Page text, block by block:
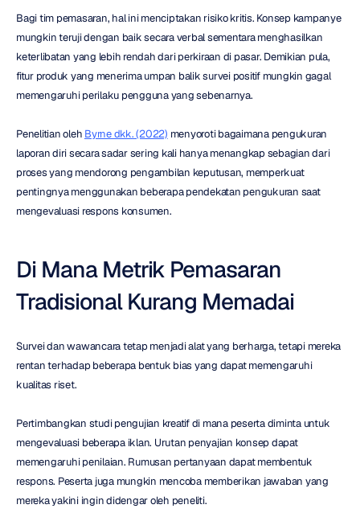
Bagi tim pemasaran, hal ini menciptakan risiko kritis. Konsep kampanye
mungkin teruji dengan baik secara verbal sementara menghasilkan
keterlibatan yang lebih rendah dari perkiraan di pasar. Demikian pula,
fitur produk yang menerima umpan balik survei positif mungkin gagal
memengaruhi perilaku pengguna yang sebenarnya.
Penelitian oleh Byrne dkk. (2022) menyoroti bagaimana pengukuran
laporan diri secara sadar sering kali hanya menangkap sebagian dari
proses yang mendorong pengambilan keputusan, memperkuat
pentingnya menggunakan beberapa pendekatan pengukuran saat
mengevaluasi respons konsumen.
Di Mana Metrik Pemasaran
Tradisional Kurang Memadai
Survei dan wawancara tetap menjadi alat yang berharga, tetapi mereka
rentan terhadap beberapa bentuk bias yang dapat memengaruhi
kualitas riset.
Pertimbangkan studi pengujian kreatif di mana peserta diminta untuk
mengevaluasi beberapa iklan. Urutan penyajian konsep dapat
memengaruhi penilaian. Rumusan pertanyaan dapat membentuk
respons. Peserta juga mungkin mencoba memberikan jawaban yang
mereka yakini ingin didengar oleh peneliti.